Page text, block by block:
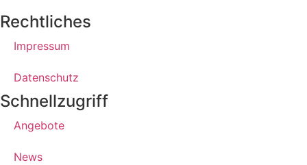
Rechtliches
Impressum
Datenschutz
Schnellzugriff
Angebote
News